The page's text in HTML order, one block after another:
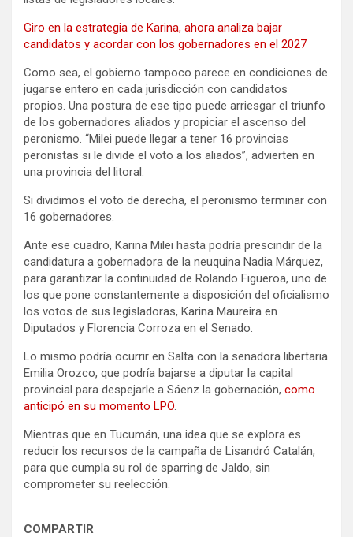
Giro en la estrategia de Karina, ahora analiza bajar
candidatos y acordar con los gobernadores en el 2027
Como sea, el gobierno tampoco parece en condiciones de
jugarse entero en cada jurisdicción con candidatos
propios. Una postura de ese tipo puede arriesgar el triunfo
de los gobernadores aliados y propiciar el ascenso del
peronismo. “Milei puede llegar a tener 16 provincias
peronistas si le divide el voto a los aliados”, advierten en
una provincia del litoral.
Si dividimos el voto de derecha, el peronismo terminar con
16 gobernadores.
Ante ese cuadro, Karina Milei hasta podría prescindir de la
candidatura a gobernadora de la neuquina Nadia Márquez,
para garantizar la continuidad de Rolando Figueroa, uno de
los que pone constantemente a disposición del oficialismo
los votos de sus legisladoras, Karina Maureira en
Diputados y Florencia Corroza en el Senado.
Lo mismo podría ocurrir en Salta con la senadora libertaria
Emilia Orozco, que podría bajarse a diputar la capital
provincial para despejarle a Sáenz la gobernación, como
anticipó en su momento LPO.
Mientras que en Tucumán, una idea que se explora es
reducir los recursos de la campaña de Lisandró Catalán,
para que cumpla su rol de sparring de Jaldo, sin
comprometer su reelección.
COMPARTIR